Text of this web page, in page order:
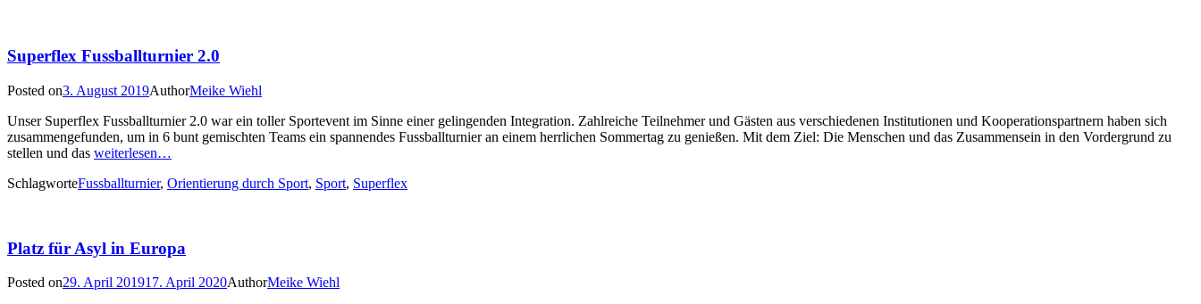
Superflex Fussballturnier 2.0
Posted on3. August 2019AuthorMeike Wiehl
Unser Superflex Fussballturnier 2.0 war ein toller Sportevent im Sinne einer gelingenden Integration. Zahlreiche Teilnehmer und Gästen aus verschiedenen Institutionen und Kooperationspartnern haben sich
zusammengefunden, um in 6 bunt gemischten Teams ein spannendes Fussballturnier an einem herrlichen Sommertag zu genießen. Mit dem Ziel: Die Menschen und das Zusammensein in den Vordergrund zu
stellen und das weiterlesen…
SchlagworteFussballturnier, Orientierung durch Sport, Sport, Superflex
Platz für Asyl in Europa
Posted on29. April 201917. April 2020AuthorMeike Wiehl